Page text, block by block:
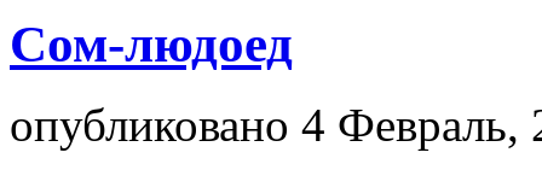
Сом-людоед
опубликовано 4 Февраль,